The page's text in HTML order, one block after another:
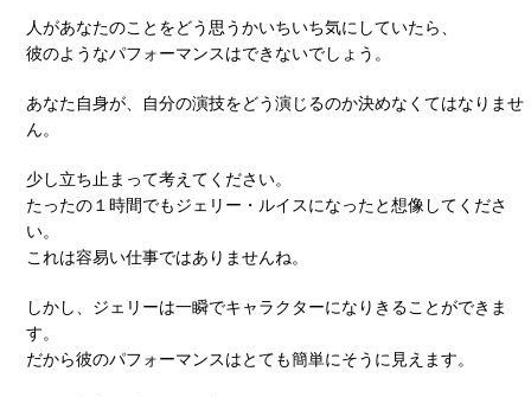
人があなたのことをどう思うかいちいち気にしていたら、
彼のようなパフォーマンスはできないでしょう。
あなた自身が、自分の演技をどう演じるのか決めなくてはなりませ
ん。
少し立ち止まって考えてください。
たったの１時間でもジェリー・ルイスになったと想像してくださ
い。
これは容易い仕事ではありませんね。
しかし、ジェリーは一瞬でキャラクターになりきることができま
す。
だから彼のパフォーマンスはとても簡単にそうに見えます。